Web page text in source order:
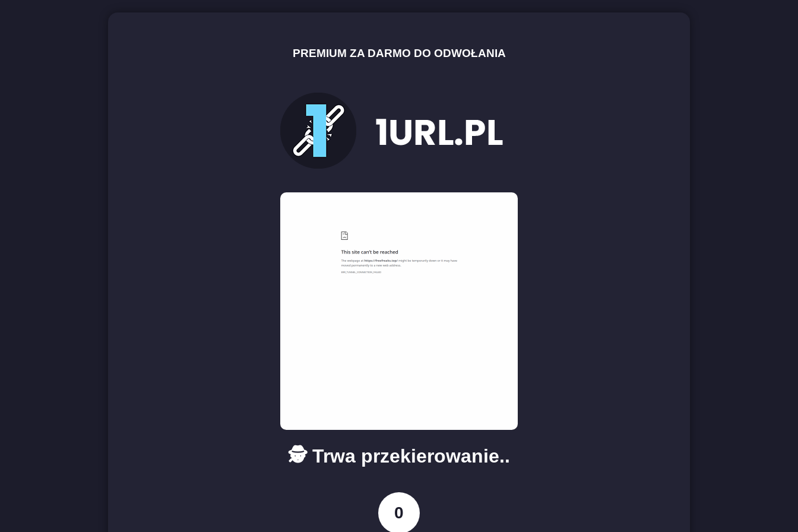
PREMIUM ZA DARMO DO ODWOŁANIA
🕵️ Trwa przekierowanie..
0